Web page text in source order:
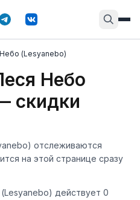
(Lesyanebo)
Небо
скидки
отслеживаются
на этой странице сразу
действует 0